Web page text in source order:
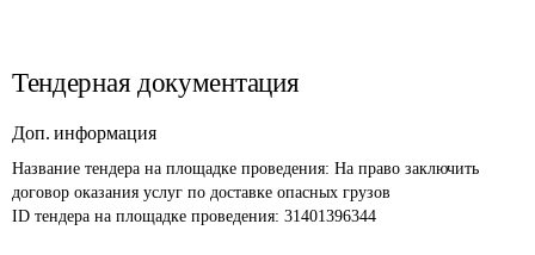
Тендерная документация
Доп. информация
Название тендера на площадке проведения: На право заключить
договор оказания услуг по доставке опасных грузов
ID тендера на площадке проведения: 31401396344